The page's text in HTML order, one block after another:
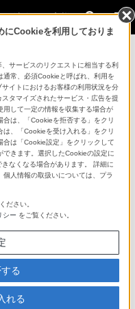
法人のお客様
2023年3月27日
き2/3型3板式HD
ーを搭載した
HDC-P31』を発売
本社：東京都品川区、
ソニーマーケティン
能付き2/3型3板式HD
たHDマルチパーパスカ
にCookieを利用しておりま
サービスのリクエストに相当する利
常、必須Cookieと呼ばれ、利用を
イトにおけるお客様の利用状況を分
タマイズされたサービス・広告を提
して一定の情報を収集する場合が
は、「Cookieを拒否する」をクリ
、「Cookieを受け入れる」をクリ
は「Cookie設定」をクリックして
できます。選択したCookieの設定に
なくなる場合があります。 詳細に
人情報の取扱いについては、プラ
ださい。
シー をご覧ください。
る
れる